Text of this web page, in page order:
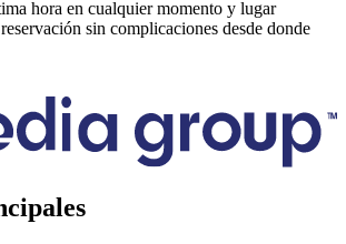
hora en cualquier momento y lugar
sin complicaciones desde donde